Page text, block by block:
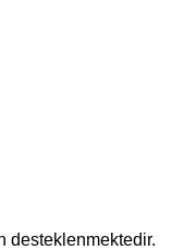
desteklenmektedir.